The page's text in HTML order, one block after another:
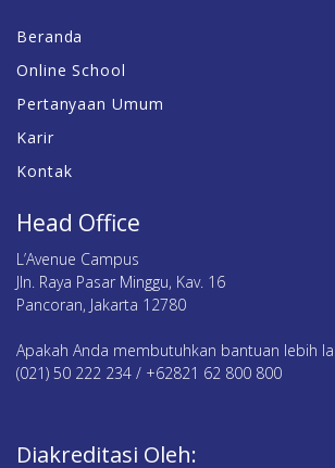
Beranda
Online School
Pertanyaan Umum
Karir
Kontak
Head Office
L’Avenue Campus
Jln. Raya Pasar Minggu, Kav. 16
Pancoran, Jakarta 12780
Apakah Anda membutuhkan bantuan lebih
(021) 50 222 234 / +62821 62 800 800
Diakreditasi Oleh: